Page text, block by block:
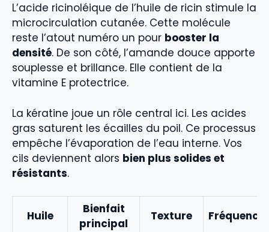
L’acide ricinoléique de l’huile de ricin stimule la
microcirculation cutanée. Cette molécule
reste l’atout numéro un pour booster la
densité. De son côté, l’amande douce apporte
souplesse et brillance. Elle contient de la
vitamine E protectrice.
La kératine joue un rôle central ici. Les acides
gras saturent les écailles du poil. Ce processus
empêche l’évaporation de l’eau interne. Vos
cils deviennent alors bien plus solides et
résistants.
Huile
Bienfait
principal
Texture Fréquence